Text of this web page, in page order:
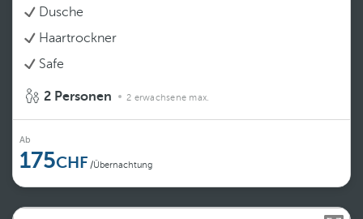
Dusche
Haartrockner
Safe
2 Personen 2 erwachsene max.
Ab
175 /Übernachtung